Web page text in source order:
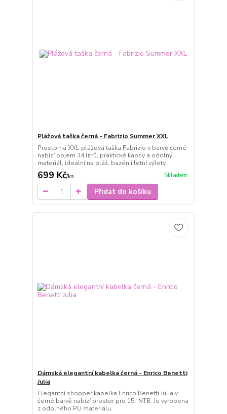
Plážová taška černá - Fabrizio Summer XXL
Prostorná XXL plážová taška Fabrizio v barvě černé
nabízí objem 34 litrů, praktické kapsy a odolný
materiál, ideální na pláž, bazén i letní výlety.
699 Kč/ks Skladem
Přidat do košíku
Dámská elegantní kabelka černá - Enrico Benetti
Julia
Elegantní shopper kabelka Enrico Benetti Julia v
černé barvě nabízí prostor pro 15" NTB. Je vyrobena
z odolného PU materiálu.